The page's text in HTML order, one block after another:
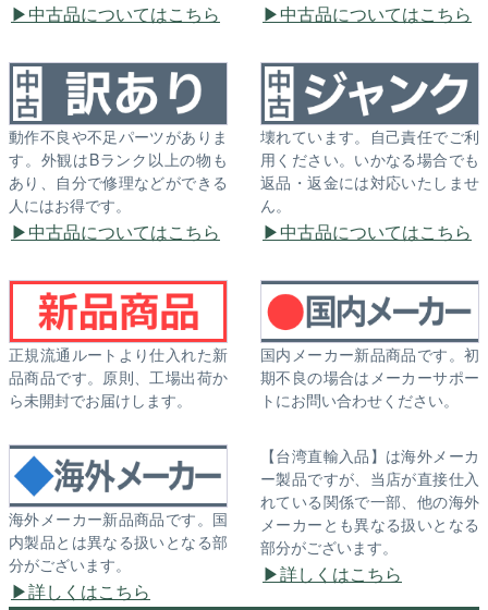
中古品についてはこちら 中古品についてはこちら
動作不良や不足パーツがありま
す。外観はBランク以上の物も
あり、自分で修理などができる
人にはお得です。
中古品についてはこちら
壊れています。自己責任でご利
用ください。いかなる場合でも
返品・返金には対応いたしませ
ん。
中古品についてはこちら
正規流通ルートより仕入れた新
品商品です。原則、工場出荷か
ら未開封でお届けします。
国内メーカー新品商品です。初
期不良の場合はメーカーサポー
トにお問い合わせください。
海外メーカー新品商品です。国
内製品とは異なる扱いとなる部
分がございます。
詳しくはこちら
【台湾直輸入品】は海外メーカ
ー製品ですが、当店が直接仕入
れている関係で一部、他の海外
メーカーとも異なる扱いとなる
部分がございます。
詳しくはこちら